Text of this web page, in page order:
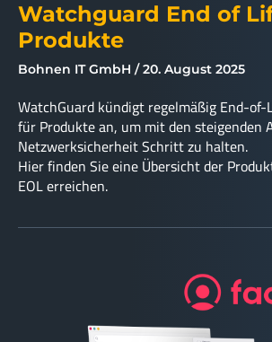
Watchguard End of
Produkte
Bohnen IT GmbH 20. August 2025
WatchGuard kündigt regelmäßig End-of-
für Produkte an, um mit den steigenden
Netzwerksicherheit Schritt zu halten.
Hier finden Sie eine Übersicht der
EOL erreichen.